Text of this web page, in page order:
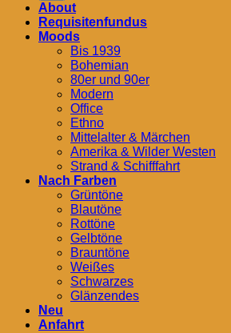
About
Requisitenfundus
Moods
Bis 1939
Bohemian
80er und 90er
Modern
Office
Ethno
Mittelalter & Märchen
Amerika & Wilder Westen
Strand & Schifffahrt
Nach Farben
Grüntöne
Blautöne
Rottöne
Gelbtöne
Brauntöne
Weißes
Schwarzes
Glänzendes
Neu
Anfahrt